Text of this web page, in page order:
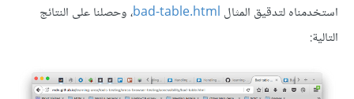
استخدمناه لتدقيق المثال bad-table.html، وحصلنا على النتائج
التالية: